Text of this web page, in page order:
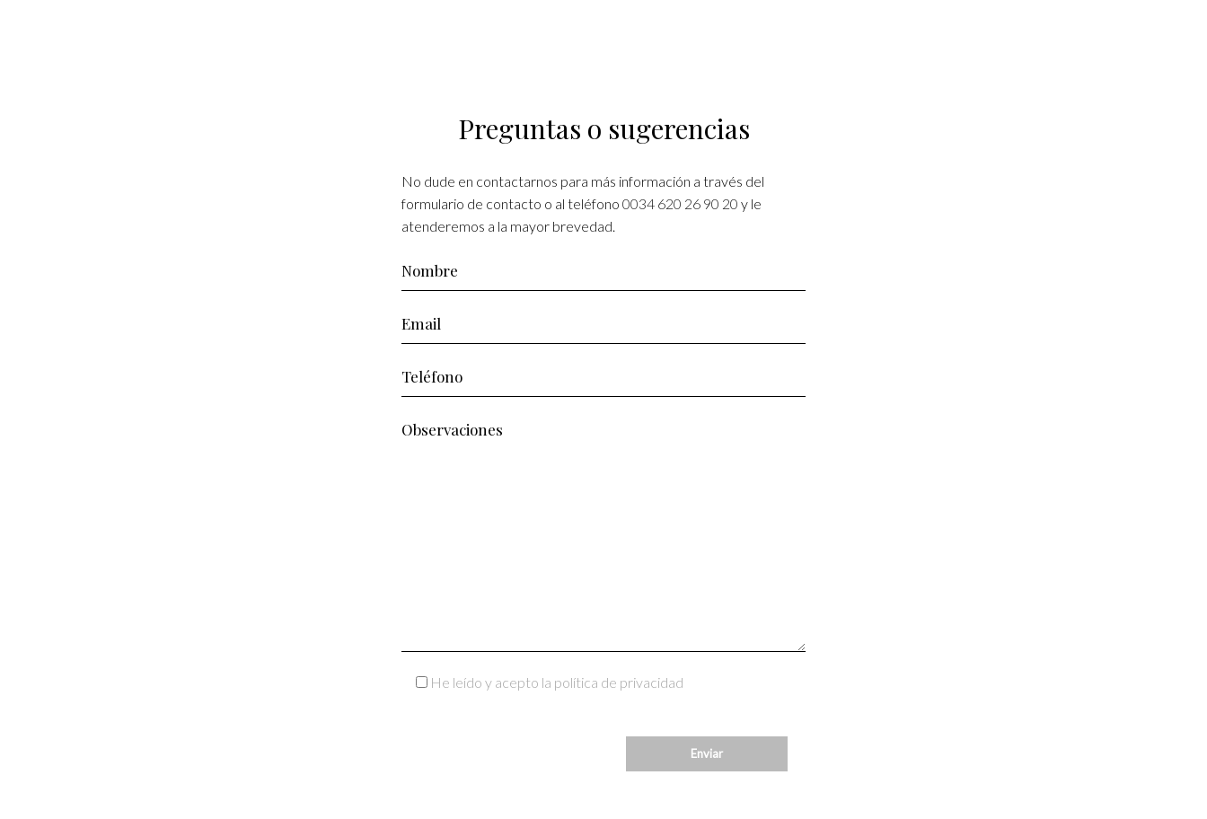
Preguntas o sugerencias
No dude en contactarnos para más información a través del
formulario de contacto o al teléfono 0034 620 26 90 20 y le
atenderemos a la mayor brevedad.
He leído y acepto la política de privacidad